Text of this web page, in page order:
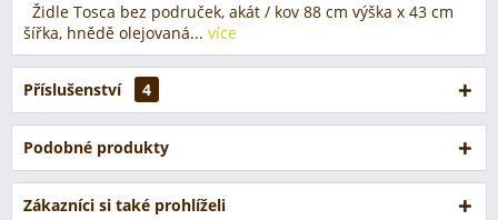
Židle Tosca bez područek, akát / kov 88 cm výška x 43 cm
šířka, hnědě olejovaná... více
Příslušenství 4
Podobné produkty
Zákazníci si také prohlíželi